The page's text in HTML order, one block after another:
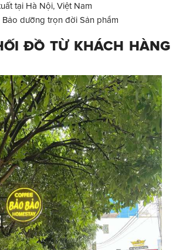
tại Hà Nội, Việt Nam
Bảo dưỡng trọn đời Sản phẩm
ĐỒ TỪ KHÁCH HÀNG